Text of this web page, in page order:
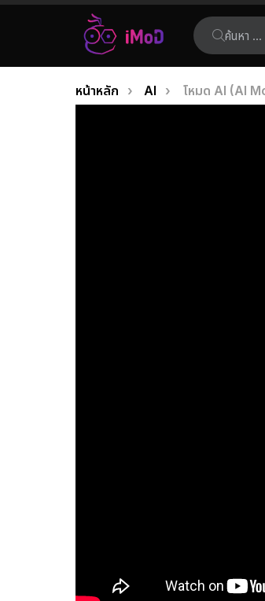
ค้นหา:
เรื่อง
คุณอยู่ที่นี่:
หน้าหลัก AI โหมด AI (AI